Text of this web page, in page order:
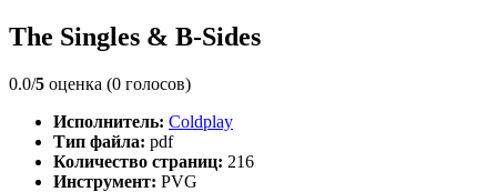
The Singles & B-Sides
0.0/5 оценка (0 голосов)
Исполнитель: Coldplay
Тип файла: pdf
Количество страниц: 216
Инструмент: PVG